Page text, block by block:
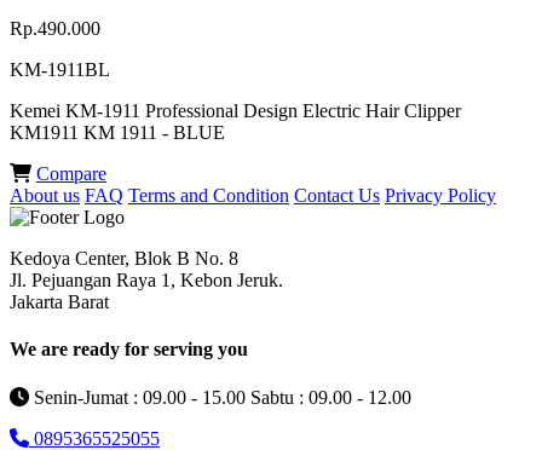
Rp.490.000
KM-1911BL
Kemei KM-1911 Professional Design Electric Hair Clipper
KM1911 KM 1911 - BLUE
Compare
About us FAQ Terms and Condition Contact Us Privacy Policy
Kedoya Center, Blok B No. 8
Jl. Pejuangan Raya 1, Kebon Jeruk.
Jakarta Barat
We are ready for serving you
Senin-Jumat : 09.00 - 15.00 Sabtu : 09.00 - 12.00
0895365525055